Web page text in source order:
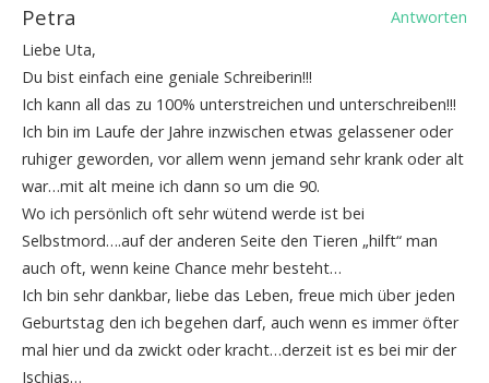
Petra
Antworten
Liebe Uta,
Du bist einfach eine geniale Schreiberin!!!
Ich kann all das zu 100% unterstreichen und unterschreiben!!!
Ich bin im Laufe der Jahre inzwischen etwas gelassener oder
ruhiger geworden, vor allem wenn jemand sehr krank oder alt
war…mit alt meine ich dann so um die 90.
Wo ich persönlich oft sehr wütend werde ist bei
Selbstmord….auf der anderen Seite den Tieren „hilft“ man
auch oft, wenn keine Chance mehr besteht…
Ich bin sehr dankbar, liebe das Leben, freue mich über jeden
Geburtstag den ich begehen darf, auch wenn es immer öfter
mal hier und da zwickt oder kracht…derzeit ist es bei mir der
Ischias…